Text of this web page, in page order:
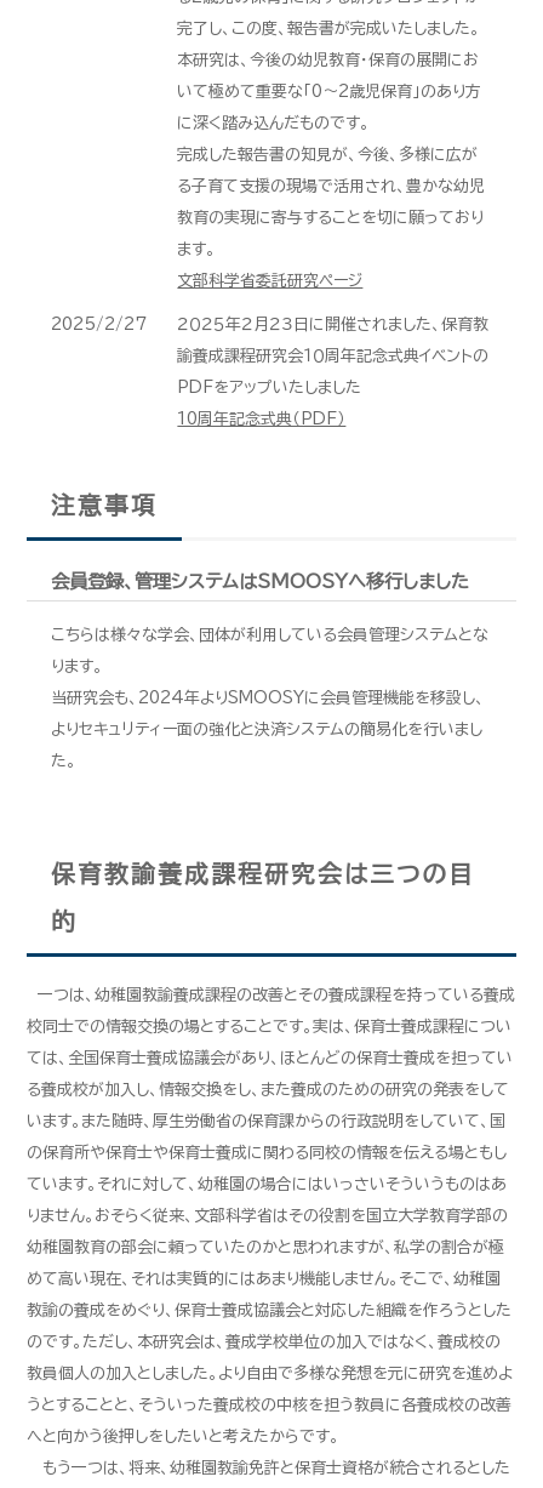
完了し、この度、報告書が完成いたしました。
本研究は、今後の幼児教育・保育の展開にお
いて極めて重要な「0〜2歳児保育」のあり方
に深く踏み込んだものです。
完成した報告書の知見が、今後、多様に広が
る子育て支援の現場で活用され、豊かな幼児
教育の実現に寄与することを切に願っており
ます。
文部科学省委託研究ページ
2025/2/27
２０２５年２月２３日に開催されました、保育教
諭養成課程研究会１０周年記念式典イベントの
PDFをアップいたしました
10周年記念式典（PDF）
注意事項
会員登録、管理システムはSMOOSYへ移行しました
こちらは様々な学会、団体が利用している会員管理システムとな
ります。
当研究会も、2024年よりSMOOSYに会員管理機能を移設し、
よりセキュリティー面の強化と決済システムの簡易化を行いまし
た。
保育教諭養成課程研究会は三つの目
的
一つは、幼稚園教諭養成課程の改善とその養成課程を持っている養成
校同士での情報交換の場とすることです。実は、保育士養成課程につい
ては、全国保育士養成協議会があり、ほとんどの保育士養成を担ってい
る養成校が加入し、情報交換をし、また養成のための研究の発表をして
います。また随時、厚生労働省の保育課からの行政説明をしていて、国
の保育所や保育士や保育士養成に関わる同校の情報を伝える場ともし
ています。それに対して、幼稚園の場合にはいっさいそういうものはあ
りません。おそらく従来、文部科学省はその役割を国立大学教育学部の
幼稚園教育の部会に頼っていたのかと思われますが、私学の割合が極
めて高い現在、それは実質的にはあまり機能しません。そこで、幼稚園
教諭の養成をめぐり、保育士養成協議会と対応した組織を作ろうとした
のです。ただし、本研究会は、養成学校単位の加入ではなく、養成校の
教員個人の加入としました。より自由で多様な発想を元に研究を進めよ
うとすることと、そういった養成校の中核を担う教員に各養成校の改善
へと向かう後押しをしたいと考えたからです。
もう一つは、将来、幼稚園教諭免許と保育士資格が統合されるとした